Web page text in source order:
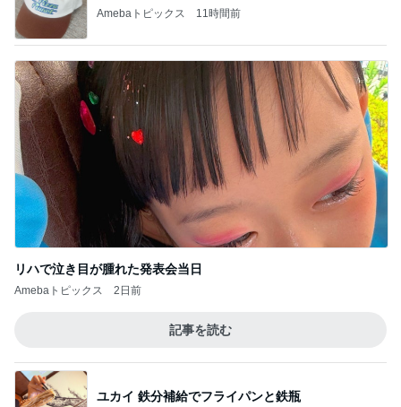
Amebaトピックス 11時間前
リハで泣き目が腫れた発表会当日
Amebaトピックス 2日前
記事を読む
ユカイ 鉄分補給でフライパンと鉄瓶